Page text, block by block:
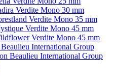
Verdite Mono 30 mm
Verdite Mono 35 mm
Verdite Mono 45 mm
Verdite Mono 45 mm
International Group
Beaulieu International Group